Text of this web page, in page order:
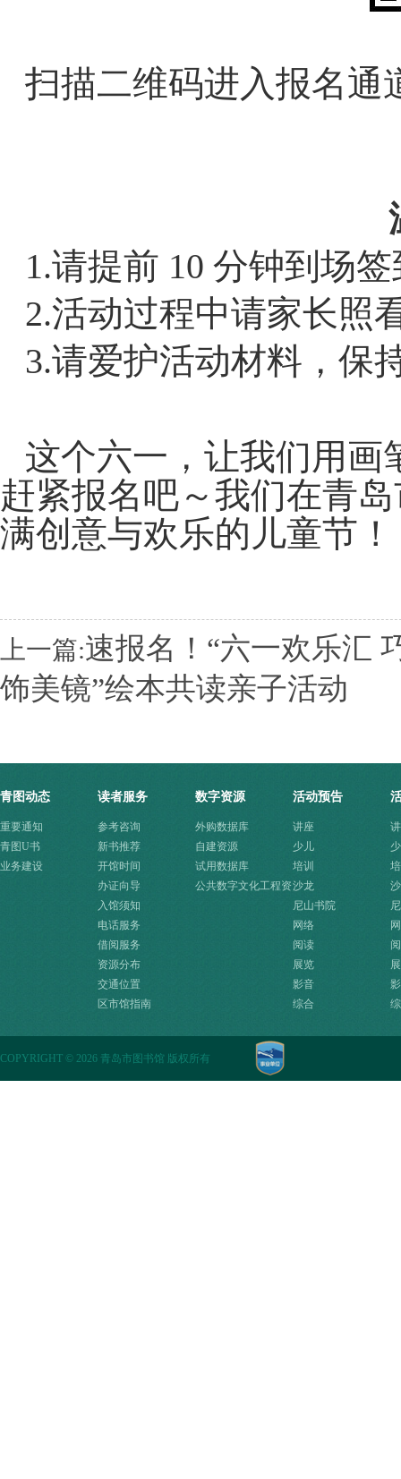
扫描二维码进入报名通
1.请提前 10 分钟到场
2.活动过程中请家长照
3.请爱护活动材料，保
这个六一，让我们用画
赶紧报名吧～我们在青
满创意与欢乐的儿童节！
上一篇:速报名！“六一欢乐汇
饰美镜”绘本共读亲子活动
青图动态
重要通知
青图U书
业务建设
读者服务
参考咨询
新书推荐
开馆时间
办证向导
入馆须知
电话服务
借阅服务
资源分布
交通位置
区市馆指南
数字资源
外购数据库
自建资源
试用数据库
公共数字文化工程资
活动预告
讲座
少儿
培训
沙龙
尼山书院
网络
阅读
展览
影音
综合
COPYRIGHT © 2026 青岛市图书馆 版权所有